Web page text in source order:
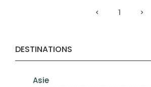
DESTINATIONS
Asie
1